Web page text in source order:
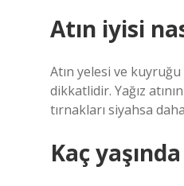
Atın iyisi
Atın yelesi ve
dikkatlidir. Yağız
tırnakları siyahsa
Kaç